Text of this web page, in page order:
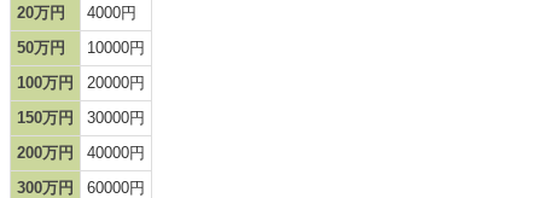
20万円
4000円
50万円
10000円
100万円
20000円
150万円
30000円
200万円
40000円
300万円
60000円